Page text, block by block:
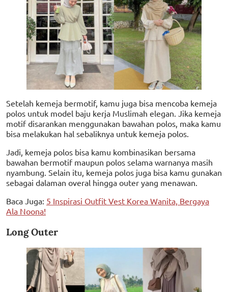
Setelah kemeja bermotif, kamu juga bisa mencoba kemeja
polos untuk model baju kerja Muslimah elegan. Jika kemeja
motif disarankan menggunakan bawahan polos, maka kamu
bisa melakukan hal sebaliknya untuk kemeja polos.
Jadi, kemeja polos bisa kamu kombinasikan bersama
bawahan bermotif maupun polos selama warnanya masih
nyambung. Selain itu, kemeja polos juga bisa kamu gunakan
sebagai dalaman overal hingga outer yang menawan.
Baca Juga: 5 Inspirasi Outfit Vest Korea Wanita, Bergaya
Ala Noona!
Long Outer